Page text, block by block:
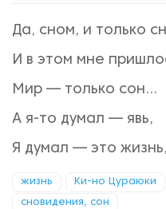
Да, сном, и только
И в этом мне
Мир — только сон...
А я-то думал — явь,
Я думал — это
жизнь Ки-но Цураюки
сновидения, сон